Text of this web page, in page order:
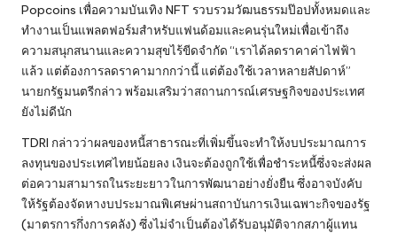
Popcoins เพื่อความบันเทิง NFT รวบรวมวัฒนธรรมป๊อปทั้งหมดและ
ทำงานเป็นแพลตฟอร์มสำหรับแฟนด้อมและคนรุ่นใหม่เพื่อเข้าถึง
ความสนุกสนานและความสุขไร้ขีดจำกัด “เราได้ลดราคาค่าไฟฟ้า
แล้ว แต่ต้องการลดราคามากกว่านี้ แต่ต้องใช้เวลาหลายสัปดาห์”
นายกรัฐมนตรีกล่าว พร้อมเสริมว่าสถานการณ์เศรษฐกิจของประเทศ
ยังไม่ดีนัก
TDRI กล่าวว่าผลของหนี้สาธารณะที่เพิ่มขึ้นจะทำให้งบประมาณการ
ลงทุนของประเทศไทยน้อยลง เงินจะต้องถูกใช้เพื่อชำระหนี้ซึ่งจะส่งผล
ต่อความสามารถในระยะยาวในการพัฒนาอย่างยั่งยืน ซึ่งอาจบังคับ
ให้รัฐต้องจัดหางบประมาณพิเศษผ่านสถาบันการเงินเฉพาะกิจของรัฐ
(มาตรการกึ่งการคลัง) ซึ่งไม่จำเป็นต้องได้รับอนุมัติจากสภาผู้แทน